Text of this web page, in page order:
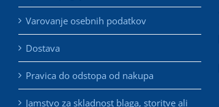
Varovanje osebnih podatkov
Dostava
Pravica do odstopa od nakupa
Jamstvo za skladnost blaga, storitve ali